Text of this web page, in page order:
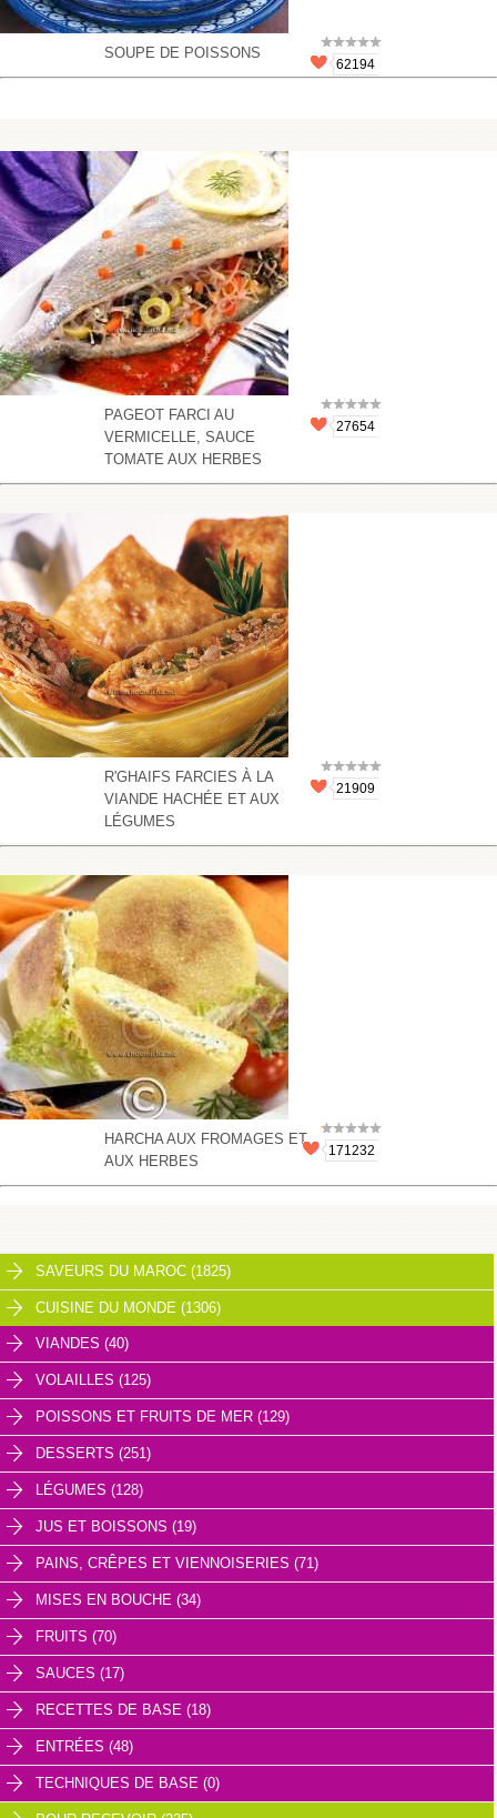
SOUPE DE POISSONS
62194
PAGEOT FARCI AU
VERMICELLE, SAUCE
TOMATE AUX HERBES
27654
R'GHAIFS FARCIES À LA
VIANDE HACHÉE ET AUX
LÉGUMES
21909
HARCHA AUX FROMAGES ET
AUX HERBES
171232
SAVEURS DU MAROC (1825)
CUISINE DU MONDE (1306)
VIANDES (40)
VOLAILLES (125)
POISSONS ET FRUITS DE MER (129)
DESSERTS (251)
LÉGUMES (128)
JUS ET BOISSONS (19)
PAINS, CRÊPES ET VIENNOISERIES (71)
MISES EN BOUCHE (34)
FRUITS (70)
SAUCES (17)
RECETTES DE BASE (18)
ENTRÉES (48)
TECHNIQUES DE BASE (0)